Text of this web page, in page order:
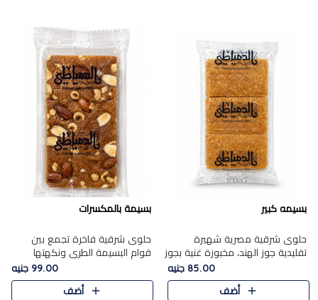
بسيمه كبير
حلوى شرقية مصرية شهيرة
تقليدية جوز الهند، مخبوزة غنية بجوز
الهند، بلمسه ذهبية وتتميز بقوامها
المرمل وطعمها اللذيذ الذي يشبه
البسبوسة. تُخبز..
85.00 جنيه
أضف
بسيمة بالمكسرات
حلوى شرقية فاخرة تجمع بين
قوام البسيمة الطري ونكهتها
الغنية، مزينة بتشكيلة مختارة من
اللوز والبندق والمكسرات الفاخرة.
مزيج متوازن من القوام ..
99.00 جنيه
أضف